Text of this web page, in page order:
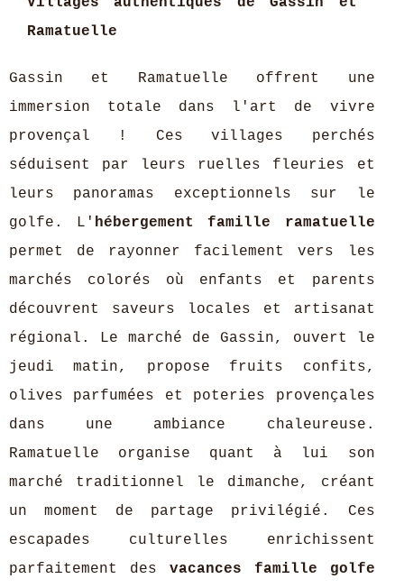
Ramatuelle
Gassin et Ramatuelle offrent une
immersion totale dans l'art de vivre
provençal ! Ces villages perchés
séduisent par leurs ruelles fleuries et
leurs panoramas exceptionnels sur le
golfe. L' hébergement famille ramatuelle
permet de rayonner facilement vers les
marchés colorés où enfants et parents
découvrent saveurs locales et artisanat
régional. Le marché de Gassin, ouvert le
jeudi matin, propose fruits confits,
olives parfumées et poteries provençales
dans une ambiance chaleureuse.
Ramatuelle organise quant à lui son
marché traditionnel le dimanche, créant
un moment de partage privilégié. Ces
escapades culturelles enrichissent
parfaitement des vacances famille golfe